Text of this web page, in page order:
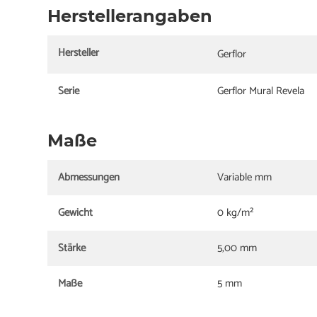
Herstellerangaben
Hersteller Gerflor
Serie Gerflor Mural Revela
Maße
Abmessungen
Variable mm
Gewicht
0 kg/m²
Stärke
5,00 mm
Maße
5 mm